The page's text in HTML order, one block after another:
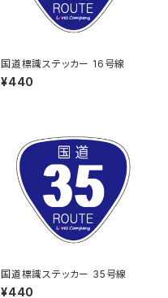
国道標識ステッカー 16号線
¥440
国道標識ステッカー 35号線
¥440